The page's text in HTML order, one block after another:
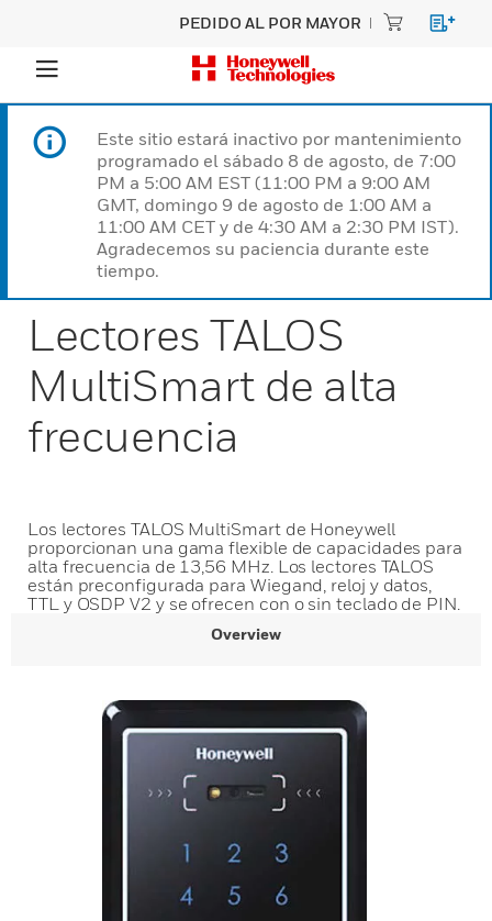
PEDIDO AL POR MAYOR
Este sitio estará inactivo por mantenimiento
programado el sábado 8 de agosto, de 7:00
PM a 5:00 AM EST (11:00 PM a 9:00 AM
GMT, domingo 9 de agosto de 1:00 AM a
11:00 AM CET y de 4:30 AM a 2:30 PM IST).
Agradecemos su paciencia durante este
tiempo.
Lectores TALOS
MultiSmart de alta
frecuencia
Los lectores TALOS MultiSmart de Honeywell
proporcionan una gama flexible de capacidades para
alta frecuencia de 13,56 MHz. Los lectores TALOS
están preconfigurada para Wiegand, reloj y datos,
TTL y OSDP V2 y se ofrecen con o sin teclado de PIN.
Overview